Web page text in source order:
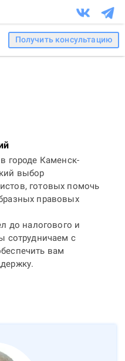
Получить консультацию
городе Каменск-
выбор
готовых помочь
правовых
до налогового и
сотрудничаем с
вам